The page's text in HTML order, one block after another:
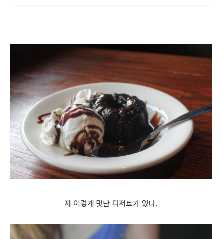
자 이렇게 맛난 디저트가 있다.